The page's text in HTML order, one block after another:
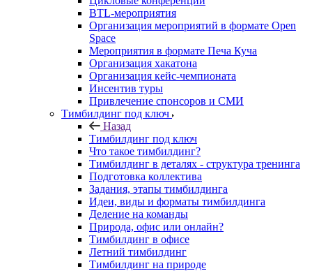
BTL-мероприятия
Организация мероприятий в формате Open
Space
Мероприятия в формате Печа Куча
Организация хакатона
Организация кейс-чемпионата
Инсентив туры
Привлечение спонсоров и СМИ
Тимбилдинг под ключ
Назад
Тимбилдинг под ключ
Что такое тимбилдинг?
Тимбилдинг в деталях - структура тренинга
Подготовка коллектива
Задания, этапы тимбилдинга
Идеи, виды и форматы тимбилдинга
Деление на команды
Природа, офис или онлайн?
Тимбилдинг в офисе
Летний тимбилдинг
Тимбилдинг на природе